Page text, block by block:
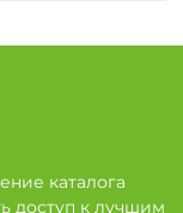
каталога
доступ к лучшим